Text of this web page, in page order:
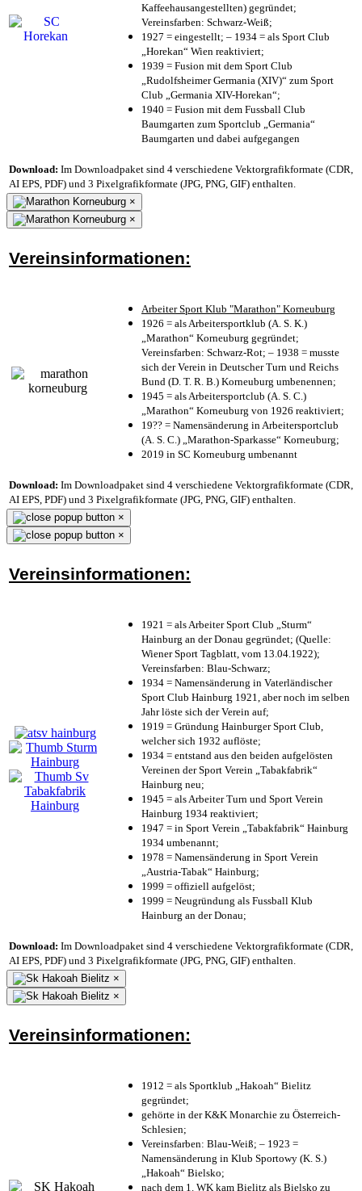
Kaffeehausangestellten) gegründet;
Vereinsfarben: Schwarz-Weiß;
1927 = eingestellt; – 1934 = als Sport Club
„Horekan“ Wien reaktiviert;
1939 = Fusion mit dem Sport Club
„Rudolfsheimer Germania (XIV)“ zum Sport
Club „Germania XIV-Horekan“;
1940 = Fusion mit dem Fussball Club
Baumgarten zum Sportclub „Germania“
Baumgarten und dabei aufgegangen
Download: Im Downloadpaket sind 4 verschiedene Vektorgrafikformate (CDR,
AI EPS, PDF) und 3 Pixelgrafikformate (JPG, PNG, GIF) enthalten.
×
×
Vereinsinformationen:
Arbeiter Sport Klub "Marathon" Korneuburg
1926 = als Arbeitersportklub (A. S. K.)
„Marathon“ Korneuburg gegründet;
Vereinsfarben: Schwarz-Rot; – 1938 = musste
sich der Verein in Deutscher Turn und Reichs
Bund (D. T. R. B.) Korneuburg umbenennen;
1945 = als Arbeitersportclub (A. S. C.)
„Marathon“ Korneuburg von 1926 reaktiviert;
19?? = Namensänderung in Arbeitersportclub
(A. S. C.) „Marathon-Sparkasse“ Korneuburg;
2019 in SC Korneuburg umbenannt
Download: Im Downloadpaket sind 4 verschiedene Vektorgrafikformate (CDR,
AI EPS, PDF) und 3 Pixelgrafikformate (JPG, PNG, GIF) enthalten.
×
×
Vereinsinformationen:
1921 = als Arbeiter Sport Club „Sturm“
Hainburg an der Donau gegründet; (Quelle:
Wiener Sport Tagblatt, vom 13.04.1922);
Vereinsfarben: Blau-Schwarz;
1934 = Namensänderung in Vaterländischer
Sport Club Hainburg 1921, aber noch im selben
Jahr löste sich der Verein auf;
1919 = Gründung Hainburger Sport Club,
welcher sich 1932 auflöste;
1934 = entstand aus den beiden aufgelösten
Vereinen der Sport Verein „Tabakfabrik“
Hainburg neu;
1945 = als Arbeiter Turn und Sport Verein
Hainburg 1934 reaktiviert;
1947 = in Sport Verein „Tabakfabrik“ Hainburg
1934 umbenannt;
1978 = Namensänderung in Sport Verein
„Austria-Tabak“ Hainburg;
1999 = offiziell aufgelöst;
1999 = Neugründung als Fussball Klub
Hainburg an der Donau;
Download: Im Downloadpaket sind 4 verschiedene Vektorgrafikformate (CDR,
AI EPS, PDF) und 3 Pixelgrafikformate (JPG, PNG, GIF) enthalten.
×
×
Vereinsinformationen:
1912 = als Sportklub „Hakoah“ Bielitz
gegründet;
gehörte in der K&K Monarchie zu Österreich-
Schlesien;
Vereinsfarben: Blau-Weiß; – 1923 =
Namensänderung in Klub Sportowy (K. S.)
„Hakoah“ Bielsko;
nach dem 1. WK kam Bielitz als Bielsko zu